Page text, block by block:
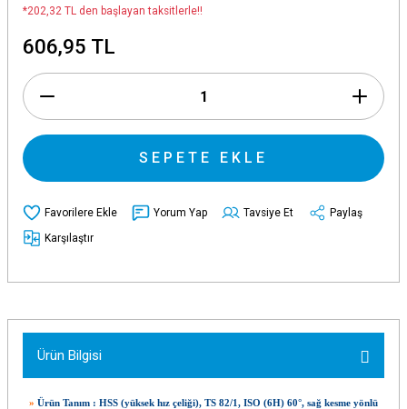
*202,32 TL den başlayan taksitlerle!!
606,95 TL
SEPETE EKLE
Yorum Yap Tavsiye Et
Paylaş
Karşılaştır
Ürün Bilgisi
» Ürün Tanım : HSS (yüksek hız çeliği), TS 82/1, ISO (6H) 60°, sağ kesme yönlü